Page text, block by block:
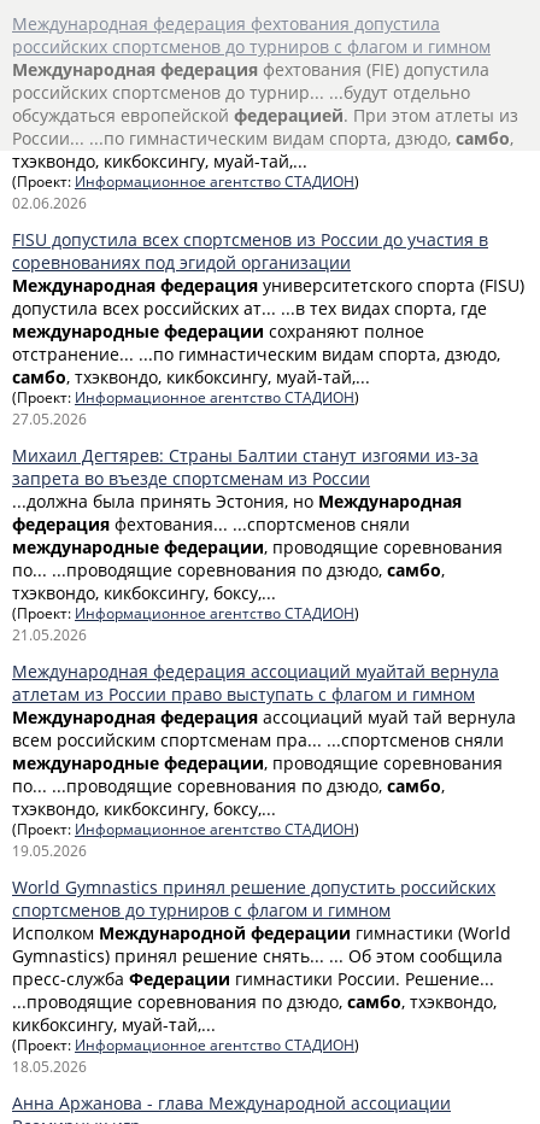
Международная федерация фехтования допустила
российских спортсменов до турниров с флагом и гимном
Международная федерация фехтования (FIE) допустила
российских спортсменов до турнир... ...будут отдельно
обсуждаться европейской федерацией. При этом атлеты из
России... ...по гимнастическим видам спорта, дзюдо, самбо,
тхэквондо, кикбоксингу, муай-тай,...
(Проект: Информационное агентство СТАДИОН)
02.06.2026
FISU допустила всех спортсменов из России до участия в
соревнованиях под эгидой организации
Международная федерация университетского спорта (FISU)
допустила всех российских ат... ...в тех видах спорта, где
международные федерации сохраняют полное
отстранение... ...по гимнастическим видам спорта, дзюдо,
самбо, тхэквондо, кикбоксингу, муай-тай,...
(Проект: Информационное агентство СТАДИОН)
27.05.2026
Михаил Дегтярев: Страны Балтии станут изгоями из-за
запрета во въезде спортсменам из России
...должна была принять Эстония, но Международная
федерация фехтования... ...спортсменов сняли
международные федерации, проводящие соревнования
по... ...проводящие соревнования по дзюдо, самбо,
тхэквондо, кикбоксингу, боксу,...
(Проект: Информационное агентство СТАДИОН)
21.05.2026
Международная федерация ассоциаций муайтай вернула
атлетам из России право выступать с флагом и гимном
Международная федерация ассоциаций муай тай вернула
всем российским спортсменам пра... ...спортсменов сняли
международные федерации, проводящие соревнования
по... ...проводящие соревнования по дзюдо, самбо,
тхэквондо, кикбоксингу, боксу,...
(Проект: Информационное агентство СТАДИОН)
19.05.2026
World Gymnastics принял решение допустить российских
спортсменов до турниров с флагом и гимном
Исполком Международной федерации гимнастики (World
Gymnastics) принял решение снять... ... Об этом сообщила
пресс-служба Федерации гимнастики России. Решение...
...проводящие соревнования по дзюдо, самбо, тхэквондо,
кикбоксингу, муай-тай,...
(Проект: Информационное агентство СТАДИОН)
18.05.2026
Анна Аржанова - глава Международной ассоциации